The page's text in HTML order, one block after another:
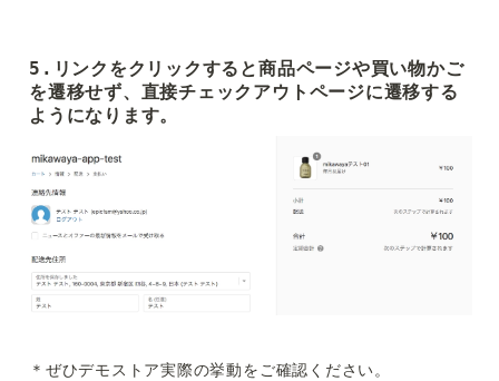
5.リンクをクリックすると商品ページや買い物かご
を遷移せず、直接チェックアウトページに遷移する
ようになります。
＊ぜひデモストア実際の挙動をご確認ください。